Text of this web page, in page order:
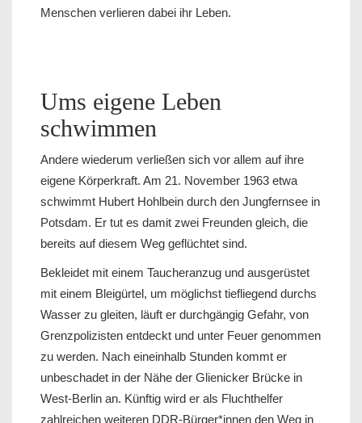
Menschen verlieren dabei ihr Leben.
Ums eigene Leben
schwimmen
Andere wiederum verließen sich vor allem auf ihre
eigene Körperkraft. Am 21. November 1963 etwa
schwimmt Hubert Hohlbein durch den Jungfernsee in
Potsdam. Er tut es damit zwei Freunden gleich, die
bereits auf diesem Weg geflüchtet sind.
Bekleidet mit einem Taucheranzug und ausgerüstet
mit einem Bleigürtel, um möglichst tiefliegend durchs
Wasser zu gleiten, läuft er durchgängig Gefahr, von
Grenzpolizisten entdeckt und unter Feuer genommen
zu werden. Nach eineinhalb Stunden kommt er
unbeschadet in der Nähe der Glienicker Brücke in
West-Berlin an. Künftig wird er als Fluchthelfer
zahlreichen weiteren DDR-Bürger*innen den Weg in